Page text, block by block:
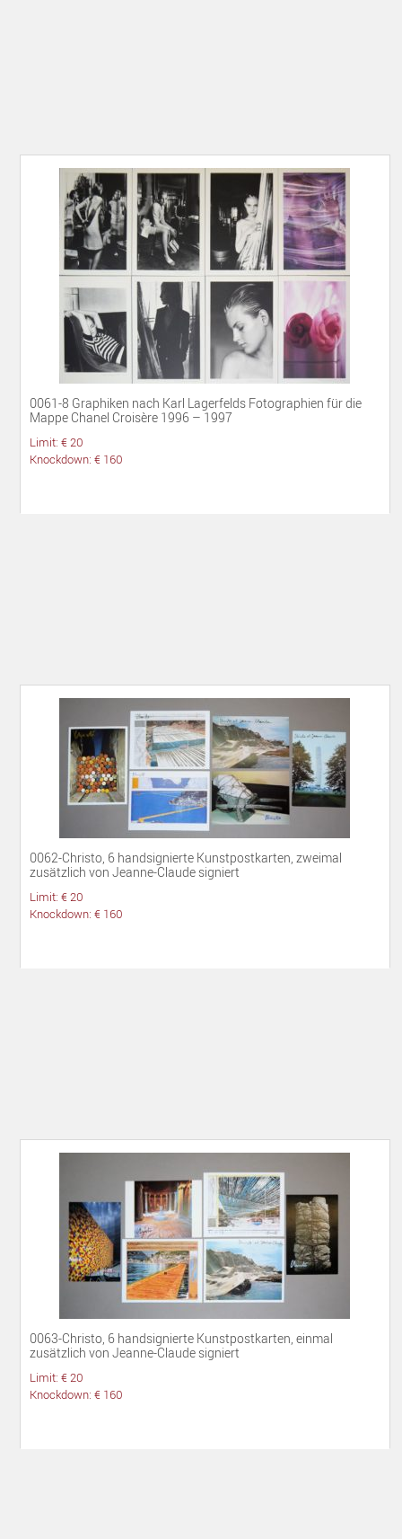
0061-8 Graphiken nach Karl Lagerfelds Fotographien für die
Mappe Chanel Croisère 1996 – 1997
Limit: € 20
Knockdown: € 160
0062-Christo, 6 handsignierte Kunstpostkarten, zweimal
zusätzlich von Jeanne-Claude signiert
Limit: € 20
Knockdown: € 160
0063-Christo, 6 handsignierte Kunstpostkarten, einmal
zusätzlich von Jeanne-Claude signiert
Limit: € 20
Knockdown: € 160